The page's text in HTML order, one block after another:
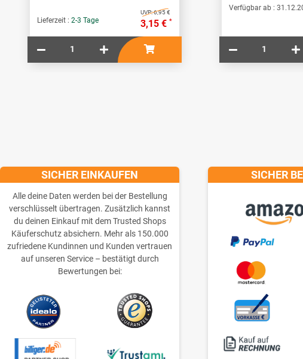
Lieferzeit : 2-3 Tage
UVP:6,95 €
3,15 € *
Verfügbar ab :
SICHER EINKAUFEN
Alle deine Daten werden bei der Bestellung
verschlüsselt übertragen. Zusätzlich kannst
du deinen Einkauf mit dem Trusted Shops
Käuferschutz absichern. Mehr als 150.000
zufriedene Kundinnen und Kunden vertrauen
auf unseren Service – bestätigt durch
Bewertungen bei:
SICHER